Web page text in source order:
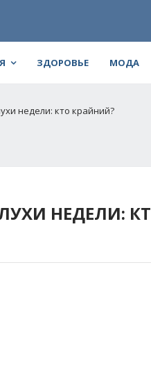
ЗДОРОВЬЕ МОДА
недели: кто крайний?
НЕДЕЛИ: